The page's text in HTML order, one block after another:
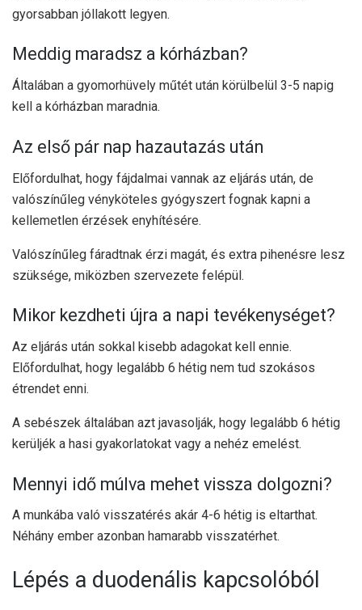
gyorsabban jóllakott legyen.
Meddig maradsz a kórházban?
Általában a gyomorhüvely műtét után körülbelül 3-5 napig
kell a kórházban maradnia.
Az első pár nap hazautazás után
Előfordulhat, hogy fájdalmai vannak az eljárás után, de
valószínűleg vényköteles gyógyszert fognak kapni a
kellemetlen érzések enyhítésére.
Valószínűleg fáradtnak érzi magát, és extra pihenésre lesz
szüksége, miközben szervezete felépül.
Mikor kezdheti újra a napi tevékenységet?
Az eljárás után sokkal kisebb adagokat kell ennie.
Előfordulhat, hogy legalább 6 hétig nem tud szokásos
étrendet enni.
A sebészek általában azt javasolják, hogy legalább 6 hétig
kerüljék a hasi gyakorlatokat vagy a nehéz emelést.
Mennyi idő múlva mehet vissza dolgozni?
A munkába való visszatérés akár 4-6 hétig is eltarthat.
Néhány ember azonban hamarabb visszatérhet.
Lépés a duodenális kapcsolóból